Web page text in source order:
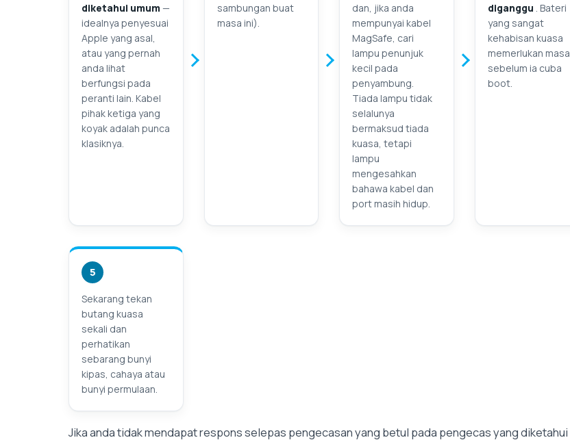
diketahui umum —
idealnya penyesuai
Apple yang asal,
atau yang pernah
anda lihat
berfungsi pada
peranti lain. Kabel
pihak ketiga yang
koyak adalah punca
klasiknya.
sambungan buat
masa ini).
dan, jika anda
mempunyai kabel
MagSafe, cari
lampu penunjuk
kecil pada
penyambung.
Tiada lampu tidak
selalunya
bermaksud tiada
kuasa, tetapi
lampu
mengesahkan
bahawa kabel dan
port masih hidup.
diganggu . Bateri
yang sangat
kehabisan kuasa
memerlukan masa
sebelum ia cuba
boot.
5
Sekarang tekan
butang kuasa
sekali dan
perhatikan
sebarang bunyi
kipas, cahaya atau
bunyi permulaan.
Jika anda tidak mendapat respons selepas pengecasan yang betul pada pengecas yang diketahui